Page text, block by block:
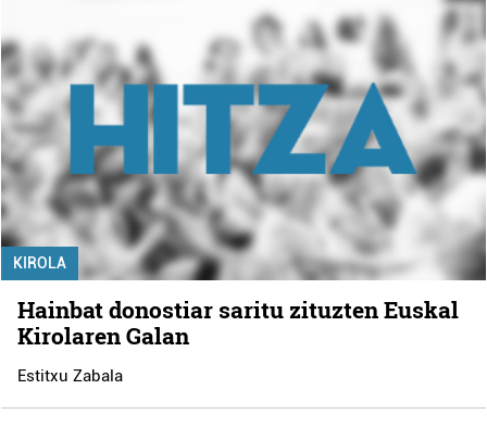
KIROLA
Hainbat donostiar saritu zituzten Euskal
Kirolaren Galan
Estitxu Zabala